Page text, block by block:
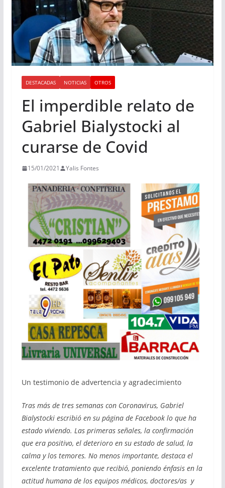
DESTACADAS NOTICIAS OTROS
El imperdible relato de
Gabriel Bialystocki al
curarse de Covid
15/01/2021 Yalis Fontes
Un testimonio de advertencia y agradecimiento
Tras más de tres semanas con Coronavirus, Gabriel
Bialystocki escribió en su página de Facebook lo que ha
estado viviendo. Las primeras señales, la confirmación
que era positivo, el deterioro en su estado de salud, la
calma y los temores. No menos importante, destaca el
excelente tratamiento que recibió, poniendo énfasis en la
actitud humana de los equipos médicos, doctores/as y